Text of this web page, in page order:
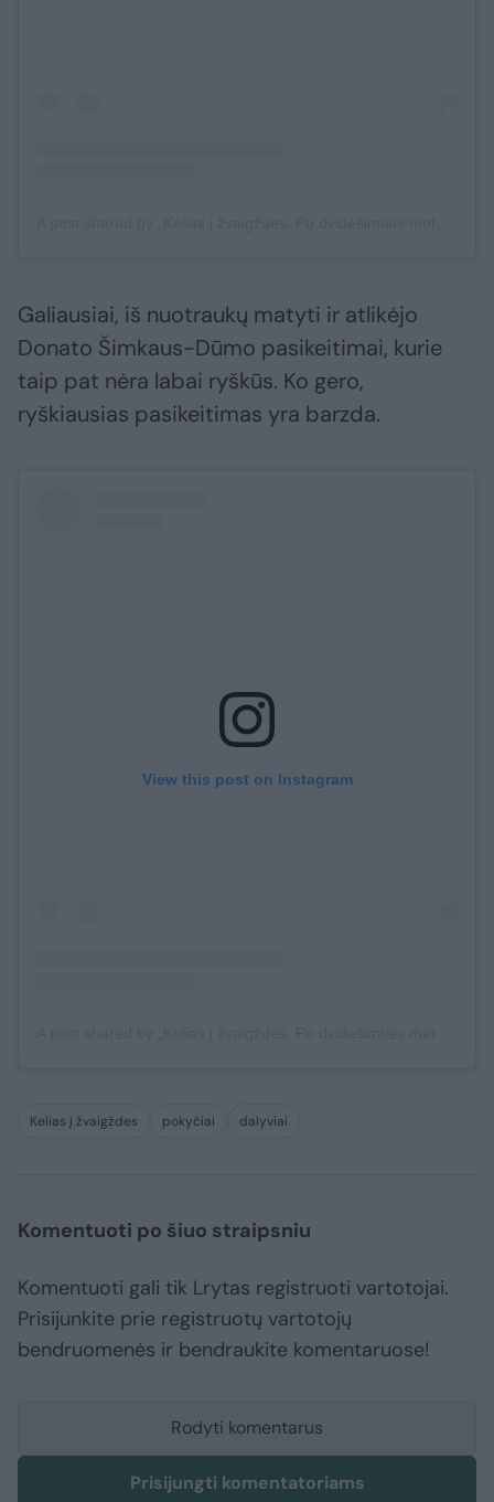
Galiausiai, iš nuotraukų matyti ir atlikėjo
Donato Šimkaus-Dūmo pasikeitimai, kurie
taip pat nėra labai ryškūs. Ko gero,
ryškiausias pasikeitimas yra barzda.
View this post on Instagram
Kelias į žvaigždes pokyčiai dalyviai
Komentuoti po šiuo straipsniu
Komentuoti gali tik Lrytas registruoti vartotojai.
Prisijunkite prie registruotų vartotojų
bendruomenės ir bendraukite komentaruose!
Rodyti komentarus
Prisijungti komentatoriams